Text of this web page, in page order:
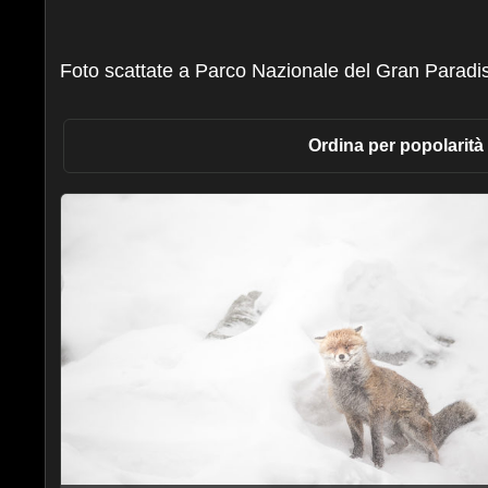
Foto scattate a Parco Nazionale del Gran
Ordina per popolarità